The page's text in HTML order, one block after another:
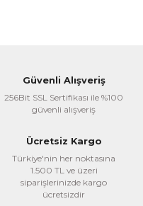
Güvenli Alışveriş
256Bit SSL Sertifikası ile %100
güvenli alışveriş
Ücretsiz Kargo
Türkiye'nin her noktasına
1.500 TL ve üzeri
siparişlerinizde kargo
ücretsizdir